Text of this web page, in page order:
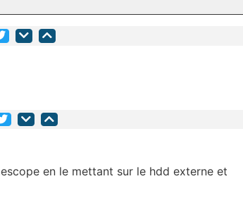
en le mettant sur le hdd externe et